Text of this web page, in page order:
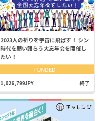
2023人の祈りを宇宙に飛ばす！ シン
時代を願い語らう大忘年会を開催し
たい！
FUNDED
1,026,799JPY 終了